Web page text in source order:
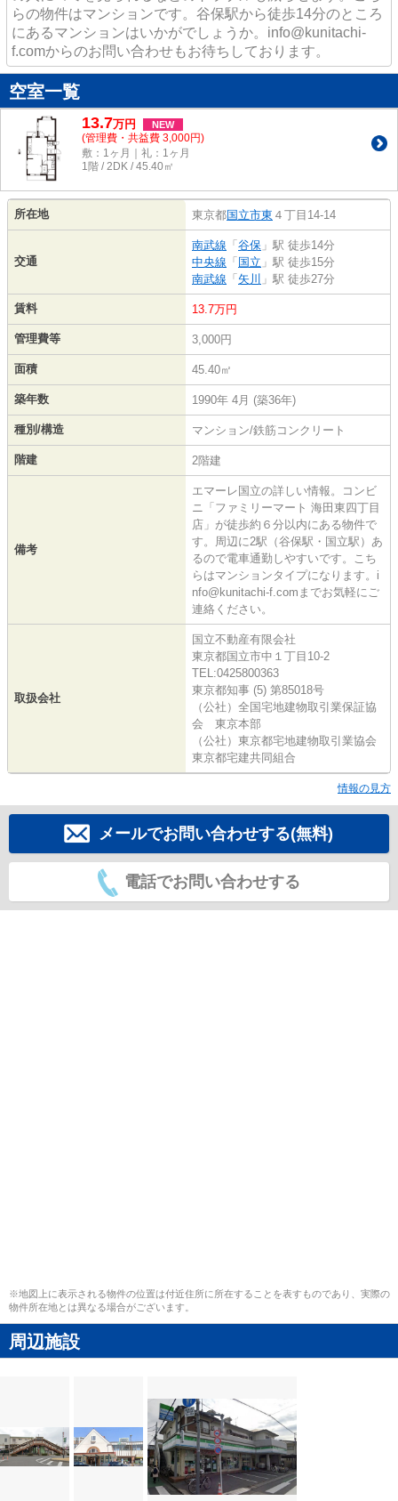
らの物件はマンションです。谷保駅から徒歩14分のところ
にあるマンションはいかがでしょうか。info@kunitachi-
f.comからのお問い合わせもお待ちしております。
空室一覧
13.7万円 NEW
(管理費・共益費 3,000円)
敷：1ヶ月｜礼：1ヶ月
1階 / 2DK / 45.40㎡
所在地 東京都国立市東 ４丁目14-14
交通
南武線 「 谷保 」駅 徒歩14分
中央線 「 国立 」駅 徒歩15分
南武線 「 矢川 」駅 徒歩27分
賃料 13.7万円
管理費等 3,000円
面積 45.40㎡
築年数 1990年 4月 (築36年)
種別/構造 マンション/鉄筋コンクリート
階建 2階建
備考
エマーレ国立の詳しい情報。コンビ
ニ「ファミリーマート 海田東四丁目
店」が徒歩約６分以内にある物件で
す。周辺に2駅（谷保駅・国立駅）あ
るので電車通勤しやすいです。こち
らはマンションタイプになります。i
nfo@kunitachi-f.comまでお気軽にご
連絡ください。
取扱会社
国立不動産有限会社
東京都国立市中１丁目10-2
TEL:0425800363
東京都知事 (5) 第85018号
（公社）全国宅地建物取引業保証協
会 東京本部
（公社）東京都宅地建物取引業協会
東京都宅建共同組合
情報の見方
メールでお問い合わせする(無料)
電話でお問い合わせする
※地図上に表示される物件の位置は付近住所に所在することを表すものであり、実際の
物件所在地とは異なる場合がございます。
周辺施設